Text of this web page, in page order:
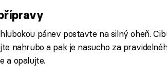
pánev postavte na silný oheň.
nahrubo a pak je nasucho za
a opalujte.